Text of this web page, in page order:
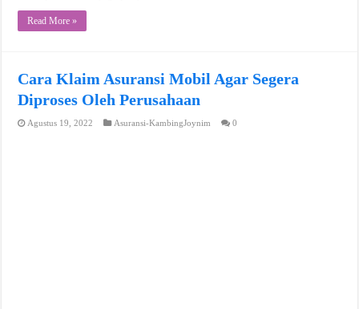
Read More »
Cara Klaim Asuransi Mobil Agar Segera
Diproses Oleh Perusahaan
Agustus 19, 2022 Asuransi-KambingJoynim 0